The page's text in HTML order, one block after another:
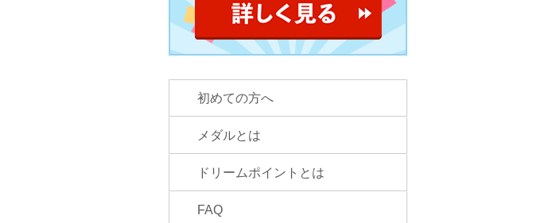
初めての方へ
メダルとは
ドリームポイントとは
FAQ